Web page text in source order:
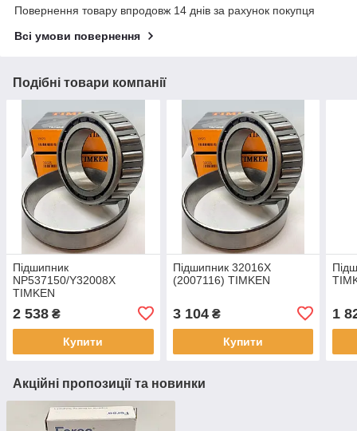
Повернення товару впродовж 14 днів за рахунок покупця
Всі умови повернення
Подібні товари компанії
Підшипник
NP537150/Y32008X
TIMKEN
2 538 ₴
Купити
Підшипник 32016X
(2007116) TIMKEN
3 104₴
Купити
1
Акційні пропозиції та новинки